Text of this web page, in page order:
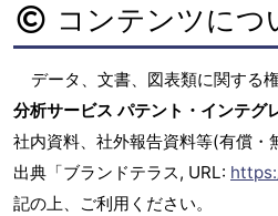
コンテンツにつ
データ、文書、図表類に関する
分析サービス パテント・インテグ
社内資料、社外報告資料等(有償・
出典「ブランドテラス, URL:
記の上、ご利用ください。